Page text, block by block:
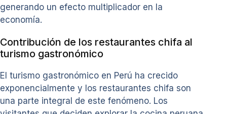
generando un efecto multiplicador en la
economía.
Contribución de los restaurantes chifa al
turismo gastronómico
El turismo gastronómico en Perú ha crecido
exponencialmente y los restaurantes chifa son
una parte integral de este fenómeno. Los